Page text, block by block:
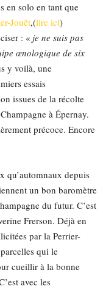
en solo en tant que
Jouët,(lire ici)
: « je ne suis pas
œnologique de six
y voilà, une
essais
issues de la récolte
à Épernay.
précoce. Encore
qu’automnaux depuis
un bon baromètre
du futur. C’est
Frerson. Déjà en
par la Perrier-
qui le
cueillir à la bonne
avec les